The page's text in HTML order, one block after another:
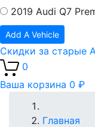
2019 Audi Q7
Add A Vehicle
Скидки за старые
0
Ваша корзина 0 ₽
Главная